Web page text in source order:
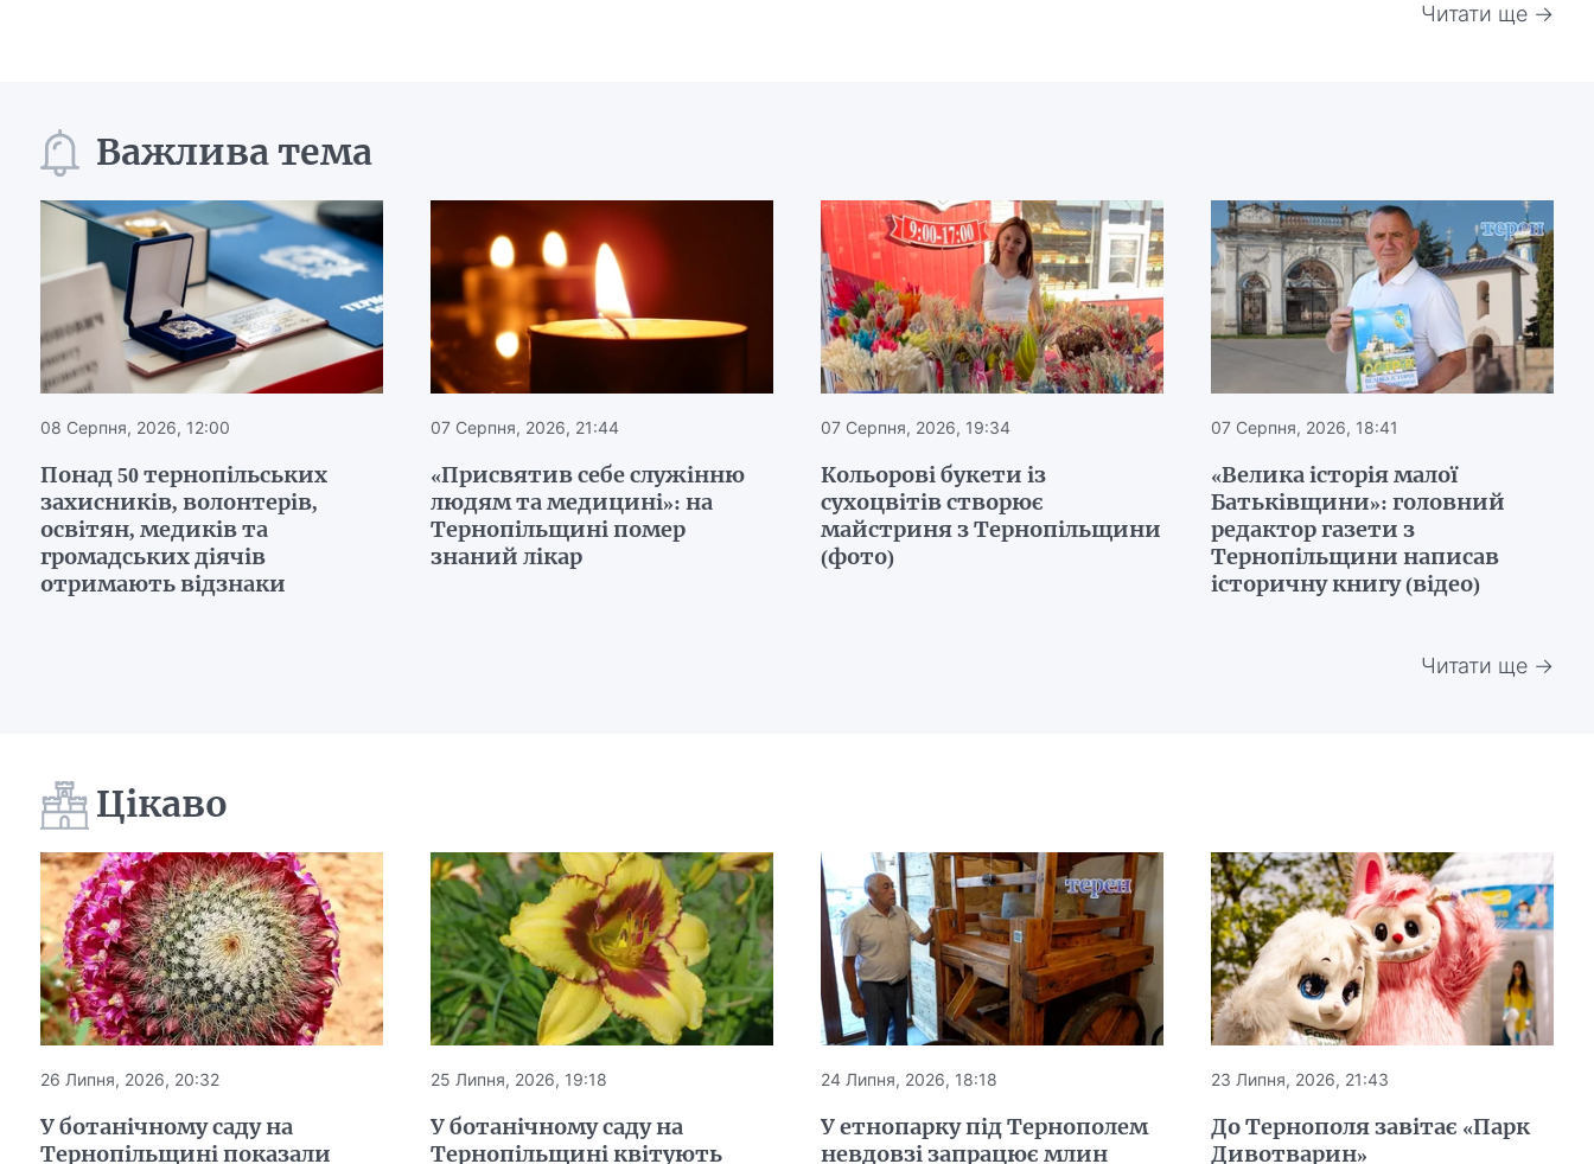
Читати ще →
Важлива тема
08 Серпня, 2026, 12:00
Понад 50 тернопільських
захисників, волонтерів,
освітян, медиків та
громадських діячів
отримають відзнаки
07 Серпня, 2026, 21:44
«Присвятив себе служінню
людям та медицині»: на
Тернопільщині помер
знаний лікар
07 Серпня, 2026, 19:34
Кольорові букети із
сухоцвітів створює
майстриня з Тернопільщини
(фото)
07 Серпня, 2026, 18:41
«Велика історія малої
Батьківщини»: головний
редактор газети з
Тернопільщини написав
історичну книгу (відео)
Читати ще →
Цікаво
26 Липня, 2026, 20:32
У ботанічному саду на
Тернопільщині показали
25 Липня, 2026, 19:18
У ботанічному саду на
Тернопільщині квітують
24 Липня, 2026, 18:18
У етнопарку під Тернополем
невдовзі запрацює млин
23 Липня, 2026, 21:43
До Тернополя завітає «Парк
Дивотварин»